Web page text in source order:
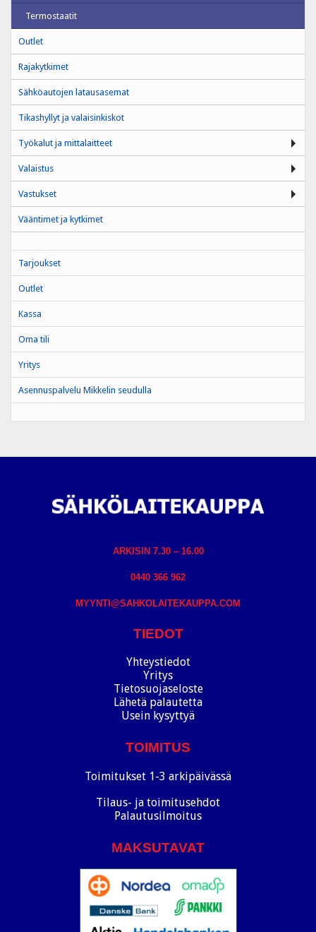
Termostaatit
Outlet
Rajakytkimet
Sähköautojen latausasemat
Tikashyllyt ja valaisinkiskot
Työkalut ja mittalaitteet
Valaistus
Vastukset
Vääntimet ja kytkimet
Tarjoukset
Outlet
Kassa
Oma tili
Yritys
Asennuspalvelu Mikkelin seudulla
ARKISIN 7.30 – 16.00
0440 366 962
MYYNTI@SAHKOLAITEKAUPPA.COM
TIEDOT
Yhteystiedot
Yritys
Tietosuojaseloste
Lähetä palautetta
Usein kysyttyä
TOIMITUS
Toimitukset 1-3 arkipäivässä
Tilaus- ja toimitusehdot
Palautusilmoitus
MAKSUTAVAT